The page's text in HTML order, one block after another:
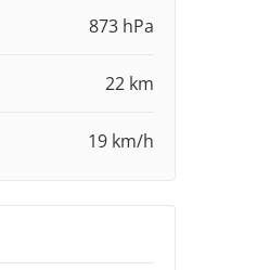
873 hPa
22 km
19 km/h